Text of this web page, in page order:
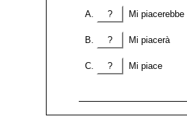
? Mi piacerebbe
? Mi piacerà
? Mi piace